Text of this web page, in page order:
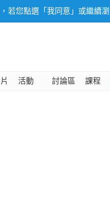
若您點選「我同意」或繼續
活動 討論區 課程